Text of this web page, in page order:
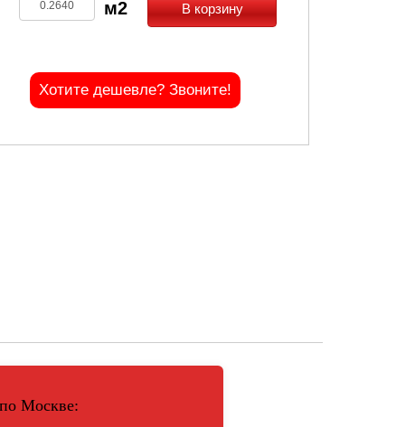
В корзину
Хотите дешевле? Звоните!
Москве: